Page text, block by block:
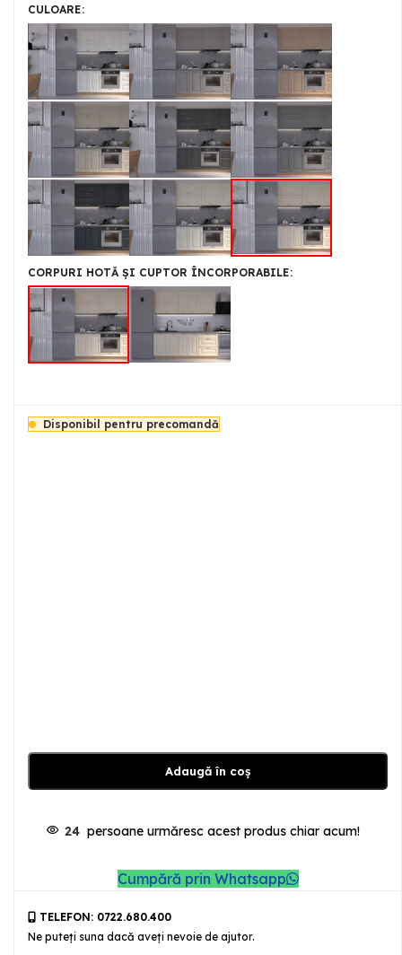
CULOARE
CORPURI HOTĂ ȘI CUPTOR ÎNCORPORABILE
Disponibil pentru precomandă
Adaugă în coș
24 persoane urmăresc acest produs chiar acum!
Cumpără prin Whatsapp
TELEFON: 0722.680.400
Ne puteţi suna dacă aveţi nevoie de ajutor.